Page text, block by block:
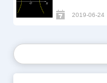
2019-06-24